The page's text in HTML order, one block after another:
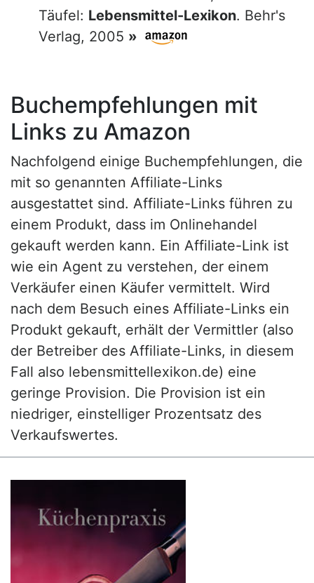
Täufel: Lebensmittel-Lexikon. Behr's
Verlag, 2005 »
Buchempfehlungen mit
Links zu Amazon
Nachfolgend einige Buchempfehlungen, die
mit so genannten Affiliate-Links
ausgestattet sind. Affiliate-Links führen zu
einem Produkt, dass im Onlinehandel
gekauft werden kann. Ein Affiliate-Link ist
wie ein Agent zu verstehen, der einem
Verkäufer einen Käufer vermittelt. Wird
nach dem Besuch eines Affiliate-Links ein
Produkt gekauft, erhält der Vermittler (also
der Betreiber des Affiliate-Links, in diesem
Fall also lebensmittellexikon.de) eine
geringe Provision. Die Provision ist ein
niedriger, einstelliger Prozentsatz des
Verkaufswertes.